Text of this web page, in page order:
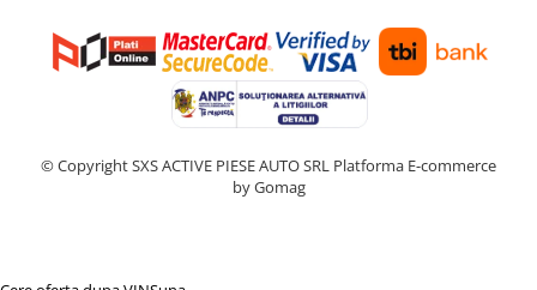
© Copyright SXS ACTIVE PIESE AUTO SRL Platforma E-commerce
by Gomag